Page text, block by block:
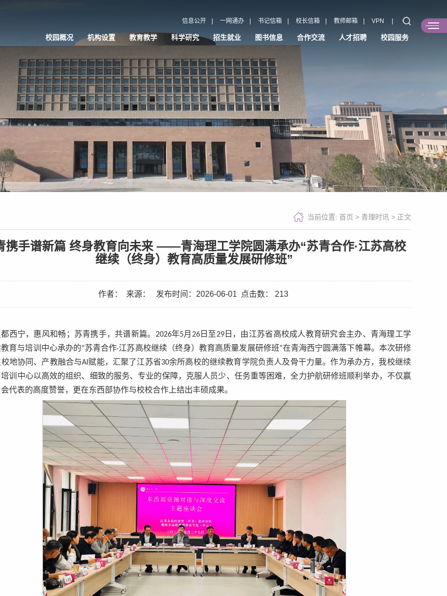
信息公开 一网通办 书记信箱 校长信箱 教师邮箱 VPN
校园概况 机构设置 教育教学 科学研究 招生就业 图书信息 合作交流 人才招聘 校园服务
当前位置: 首页 > 青理时讯 > 正文
携手谱新篇 终身教育向未来 ——青海理工学院圆满承办“苏青合作·江苏高校
继续（终身）教育高质量发展研修班”
作者： 来源： 发布时间：2026-06-01 点击数： 213
都西宁，惠风和畅；苏青携手，共谱新篇。2026年5月26日至29日，由江苏省高校成人教育研究会主办、青海理工学
教育与培训中心承办的“苏青合作·江苏高校继续（终身）教育高质量发展研修班”在青海西宁圆满落下帷幕。本次研修
地协同、产教融合与AI赋能，汇聚了江苏省30余所高校的继续教育学院负责人及骨干力量。作为承办方，我校继续
训中心以高效的组织、细致的服务、专业的保障，克服人员少、任务重等困难，全力护航研修班顺利举办，不仅赢
代表的高度赞誉，更在东西部协作与校校合作上结出丰硕成果。